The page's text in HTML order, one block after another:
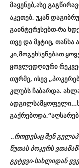
მაყენებ,ასე
აკეთებ, უკან
გაინტერესებთ-რა
თვე და მეტიც, თანხა
კი,მოგეხსენებათ
ყოვლედღიური
თურმე, ისევ
კლუბს ჩაბარდა.
„როდესაც შენ
წუთას პოკერს
გეტყვი-სახლიდან